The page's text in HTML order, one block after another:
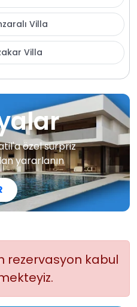
Villa
Villa
özel sürpriz
yararlanın
rezervasyon kabul